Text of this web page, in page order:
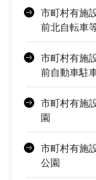
市町村有施
前北自転車
市町村有施
前自動車駐
市町村有施
園
市町村有施
公園